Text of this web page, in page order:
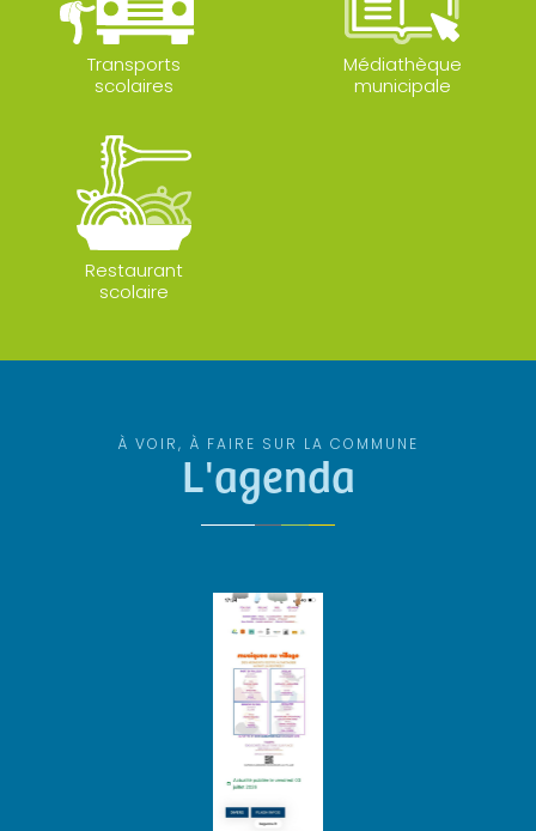
Transports
scolaires
Médiathèque
municipale
Restaurant
scolaire
À VOIR, À FAIRE SUR LA COMMUNE
L'agenda